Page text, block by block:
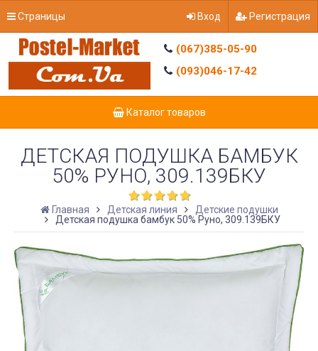
Страницы Вход Регистрация
(067)385-05-90
(093)046-17-42
Каталог товаров
ДЕТСКАЯ ПОДУШКА БАМБУК
50% РУНО, 309.139БКУ
Главная Детская линия
Детские подушки
Детская подушка бамбук 50% Руно, 309.139БКУ